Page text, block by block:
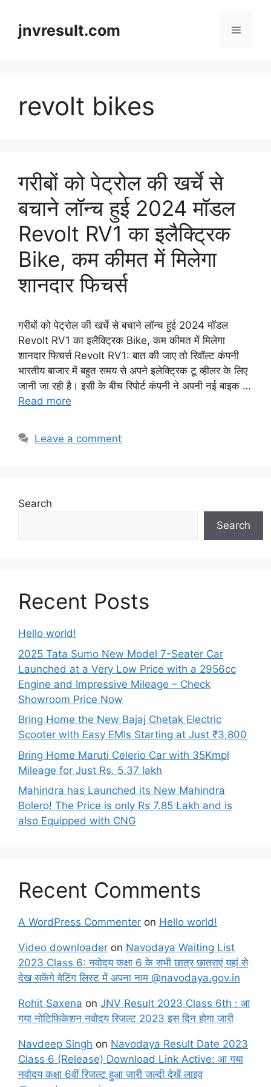
contentjnvresult.com Menu
revolt bikes
गरीबों को पेट्रोल की खर्चे से
बचाने लॉन्च हुई 2024 मॉडल
Revolt RV1 का इलैक्ट्रिक
Bike, कम कीमत में मिलेगा
शानदार फिचर्स
गरीबों को पेट्रोल की खर्चे से बचाने लॉन्च हुई 2024 मॉडल
Revolt RV1 का इलैक्ट्रिक Bike, कम कीमत में मिलेगा
शानदार फिचर्स Revolt RV1: बात की जाए तो रिवॉल्ट कंपनी
भारतीय बाजार में बहुत समय से अपने इलेक्ट्रिक टू व्हीलर के लिए
जानी जा रही है। इसी के बीच रिपोर्ट कंपनी ने अपनी नई बाइक …
Read more
Leave a comment
Search
Search
Recent Posts
Hello world!
2025 Tata Sumo New Model 7-Seater Car
Launched at a Very Low Price with a 2956cc
Engine and Impressive Mileage – Check
Showroom Price Now
Bring Home the New Bajaj Chetak Electric
Scooter with Easy EMIs Starting at Just ₹3,800
Bring Home Maruti Celerio Car with 35Kmpl
Mileage for Just Rs. 5.37 lakh
Mahindra has Launched its New Mahindra
Bolero! The Price is only Rs 7.85 Lakh and is
also Equipped with CNG
Recent Comments
A WordPress Commenter on Hello world!
Video downloader on Navodaya Waiting List
2023 Class 6: नवोदय कक्षा 6 के सभी छात्र छात्राएं यहां से
देख सकेंगे वेटिंग लिस्ट में अपना नाम @navodaya.gov.in
Rohit Saxena on JNV Result 2023 Class 6th : आ
गया नोटिफिकेशन नवोदय रिजल्ट 2023 इस दिन होगा जारी
Navdeep Singh on Navodaya Result Date 2023
Class 6 (Release) Download Link Active: आ गया
नवोदय कक्षा 6वीं रिजल्ट हुआ जारी जल्दी देखें लाइव